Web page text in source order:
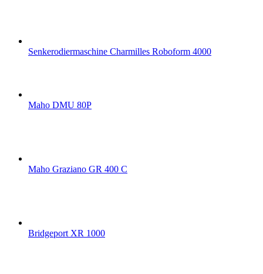
Senkerodiermaschine Charmilles Roboform 4000
Maho DMU 80P
Maho Graziano GR 400 C
Bridgeport XR 1000